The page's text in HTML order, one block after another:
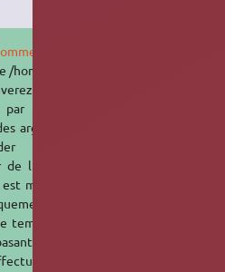
/home sur le
de la
root), la
arguments
d'autres
l'aide. Le
monté et
Il
temps de la
sur la
Il est